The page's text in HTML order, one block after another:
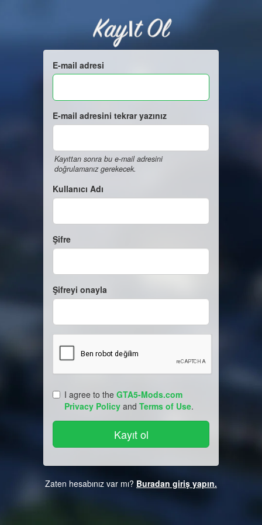
Kayıt Ol
E-mail adresi
E-mail adresini tekrar yazınız
Kayıttan sonra bu e-mail adresini
doğrulamanız gerekecek.
Kullanıcı Adı
Şifre
Şifreyi onayla
I agree to the GTA5-Mods.com
Privacy Policy and Terms of Use.
Zaten hesabınız var mı? Buradan giriş yapın.